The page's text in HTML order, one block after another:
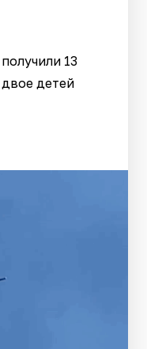
13
детей